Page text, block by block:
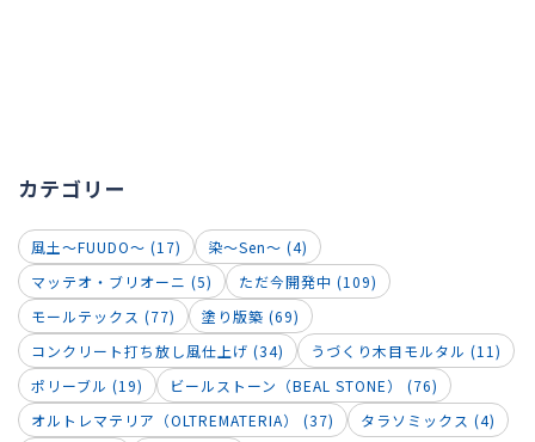
カテゴリー
風土～FUUDO～ (17)
染～Sen～ (4)
マッテオ・ブリオーニ (5)
ただ今開発中 (109)
モールテックス (77)
塗り版築 (69)
コンクリート打ち放し風仕上げ (34)
うづくり木目モルタル (11)
ポリーブル (19)
ビールストーン（BEAL STONE） (76)
オルトレマテリア（OLTREMATERIA） (37)
タラソミックス (4)